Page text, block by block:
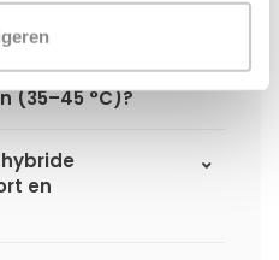
(35–45 °C)?
en